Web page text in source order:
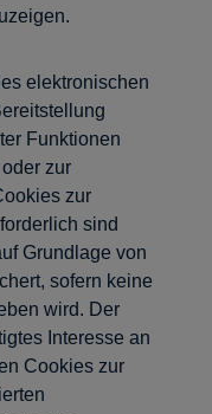
elektronischen
Funktionen
zur
zur
sind
Grundlage von
sofern keine
wird. Der
Interesse an
Cookies zur